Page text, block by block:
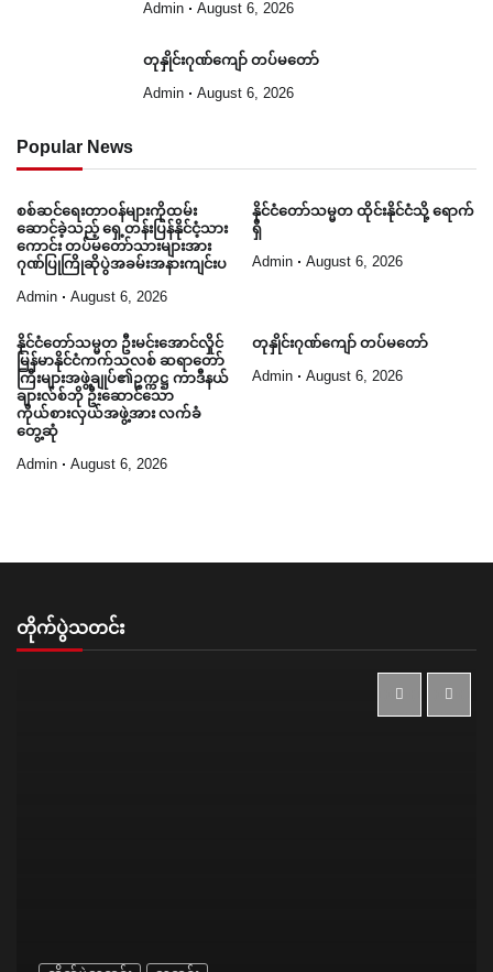
Admin August 6, 2026
တုနှိုင်းဂုဏ်ကျော် တပ်မတော်
Admin August 6, 2026
Popular News
စစ်ဆင်ရေးတာဝန်များကိုထမ်း
ဆောင်ခဲ့သည့် ရှေ့တန်းပြန်နိုင်ငံ့သား
ကောင်း တပ်မတော်သားများအား
ဂုဏ်ပြုကြိုဆိုပွဲအခမ်းအနားကျင်းပ
Admin August 6, 2026
နိုင်ငံတော်သမ္မတ ထိုင်းနိုင်ငံသို့ ရောက်
ရှိ
Admin August 6, 2026
နိုင်ငံတော်သမ္မတ ဦးမင်းအောင်လှိုင်
မြန်မာနိုင်ငံကက်သလစ် ဆရာတော်
ကြီးများအဖွဲ့ချုပ်၏ဥက္ကဋ္ဌ ကာဒီနယ်
ချားလ်စ်ဘို ဦးဆောင်သော
ကိုယ်စားလှယ်အဖွဲ့အား လက်ခံ
တွေ့ဆုံ
Admin August 6, 2026
တုနှိုင်းဂုဏ်ကျော် တပ်မတော်
Admin August 6, 2026
တိုက်ပွဲသတင်း